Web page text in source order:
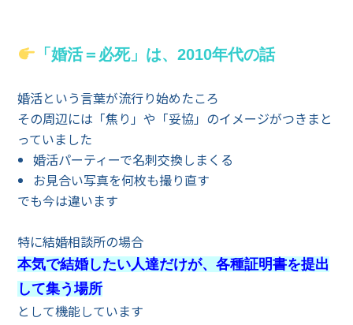
「婚活＝必死」は、2010年代の話
婚活という言葉が流行り始めたころ
その周辺には「焦り」や「妥協」のイメージがつきまと
っていました
婚活パーティーで名刺交換しまくる
お見合い写真を何枚も撮り直す
でも今は違います
特に結婚相談所の場合
本気で結婚したい人達だけが、各種証明書を提出
して集う場所
として機能しています